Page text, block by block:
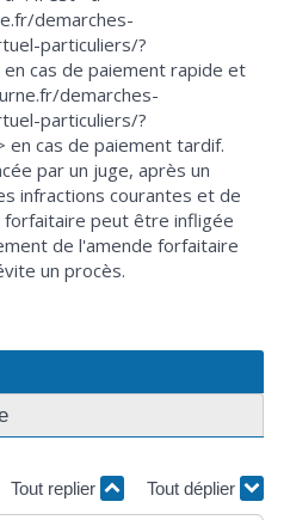
demarches-
particuliers/?
cas de paiement rapide et
demarches-
particuliers/?
en cas de paiement tardif.
par un juge, après un
infractions courantes et de
forfaitaire peut être infligée
de l'amende forfaitaire
un procès.
Tout replier Tout déplier